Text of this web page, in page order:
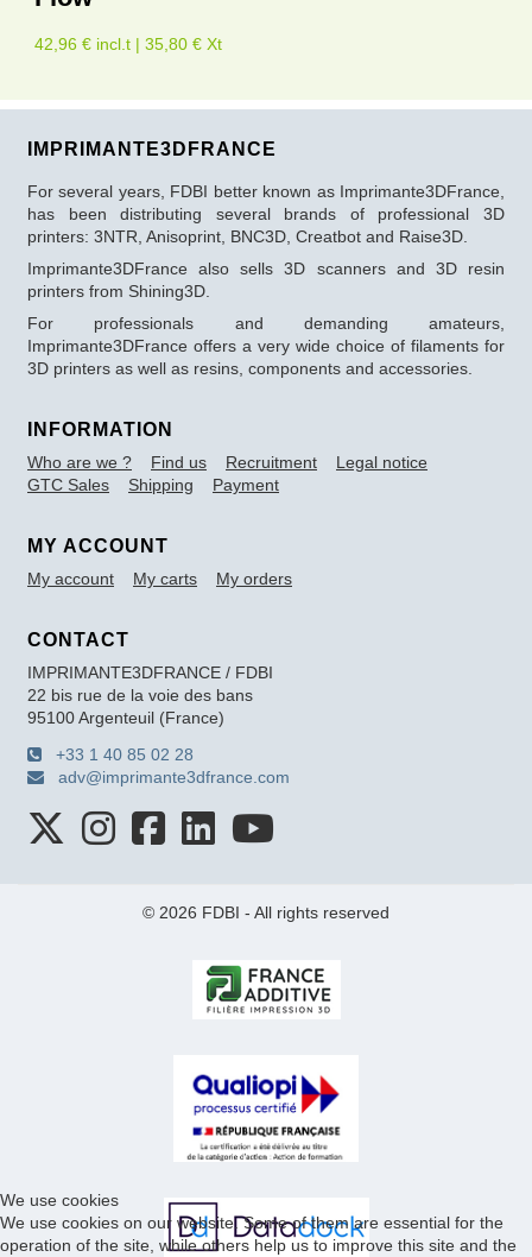
42,96 € incl.t | 35,80 € Xt
IMPRIMANTE3DFRANCE
For several years, FDBI better known as Imprimante3DFrance,
has been distributing several brands of professional 3D
printers: 3NTR, Anisoprint, BNC3D, Creatbot and Raise3D.
Imprimante3DFrance also sells 3D scanners and 3D resin
printers from Shining3D.
For professionals and demanding amateurs,
Imprimante3DFrance offers a very wide choice of filaments for
3D printers as well as resins, components and accessories.
INFORMATION
Who are we ? Find us Recruitment
Legal notice
GTC Sales
Shipping Payment
MY ACCOUNT
My account My carts My orders
CONTACT
IMPRIMANTE3DFRANCE / FDBI
22 bis rue de la voie des bans
95100 Argenteuil (France)
+33 1 40 85 02 28
adv@imprimante3dfrance.com
© 2026 FDBI - All rights reserved
We use cookies
We use cookies on our website. Some of them are essential for the
operation of the site, while others help us to improve this site and the